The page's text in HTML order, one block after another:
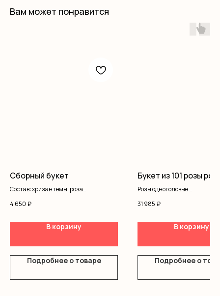
Вам может понравится
Сборный букет
Состав: хризантемы, роза
4 650 ₽
В корзину
Подробнее о товаре
Букет из 101 розы
Розы одноголовые
31 985 ₽
В корзину
Подробнее о